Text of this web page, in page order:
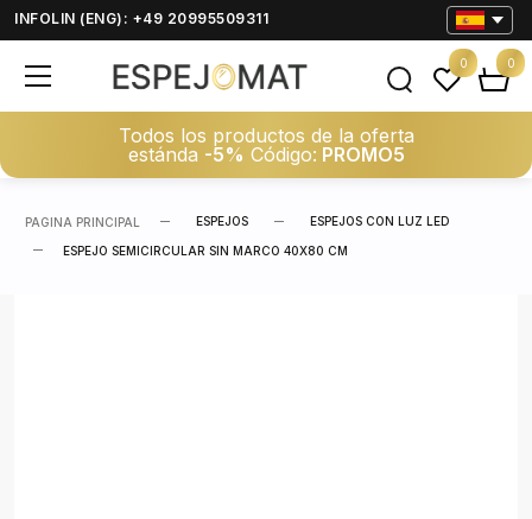
INFOLIN (ENG): +49 20995509311
Todos los productos de la oferta
estánda -5% Código: PROMO5
0 0
PAGINA PRINCIPAL ESPEJOS ESPEJOS CON LUZ LED
ESPEJO SEMICIRCULAR SIN MARCO 40X80 CM